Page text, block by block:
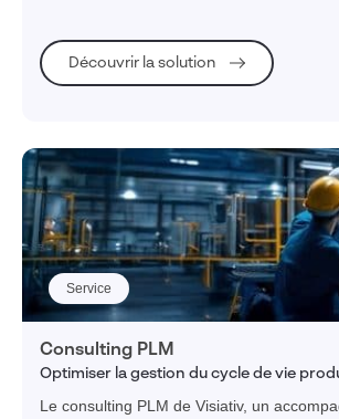
Découvrir la solution
Service
Consulting PLM
Optimiser la gestion du cycle de vie
Le consulting PLM de Visiativ, un